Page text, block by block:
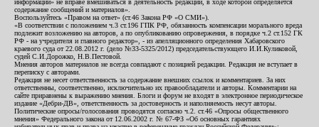
информации» не вправе вмешиваться в деятельность редакции, в ходе которой определяется
содержание сообщений и материалов».
Воспользуйтесь «Правом на ответ» (ст.46 Закона РФ «О СМИ»).
«В соответствии с положением ч.3 ст.196 ГПК РФ, обязанность компенсации морального вреда
подлежит возложению на авторов, а по опубликованию опровержения, в порядке ч.2 ст.152 ГК
РФ - на учредителя и главного редактор», - из апелляционного определения Хабаровского
краевого суда от 22.08.2012 г. (дело №33-5325/2012) председательствующего И.И.Куликовой,
судей С.И.Дорожко, Н.В.Пестовой.
Мнения авторов материалов не всегда совпадают с позицией редакции. Редакция не вступает в
переписку с авторами.
Редакция не несет ответственность за содержание внешних ссылок и комментариев. За них
ответственны, соответственно, исключительно их правообладатели и авторы. Комментарии на
сайте приравнены к выражению мнения. Блоги и форум не входят в электронное периодическое
издание «Дебри-ДВ», ответственность за достоверность и наполняемость несут авторы.
Политические опросы/голосования проводятся согласно ч.2. ст.46 «Опросы общественного
мнения» Федерального закона от 12.06.2002 г. № 67-ФЗ «Об основных гарантиях